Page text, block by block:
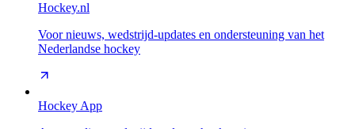
Hockey.nl
Voor nieuws, wedstrijd-updates en ondersteuning van het
Nederlandse hockey
Hockey App